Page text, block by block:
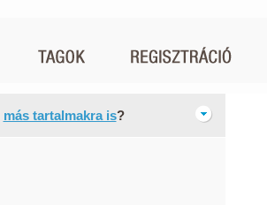
más tartalmakra is?